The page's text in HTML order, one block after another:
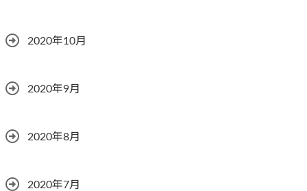
2020年10月
2020年9月
2020年8月
2020年7月